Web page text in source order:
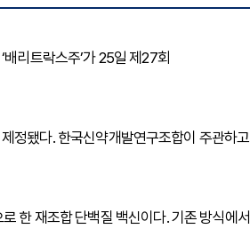
리트락스주’가 25일 제27회
정됐다. 한국신약개발연구조합이 주관하고
한 재조합 단백질 백신이다. 기존 방식에서